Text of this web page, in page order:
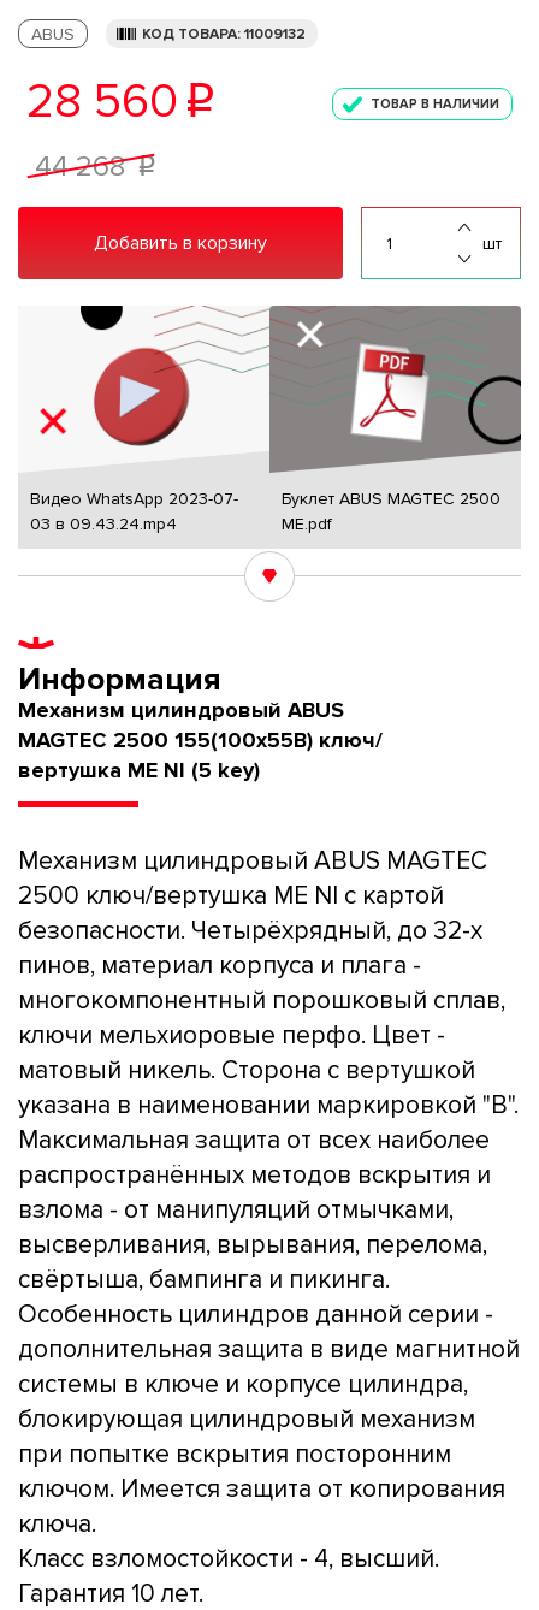
ABUS КОД ТОВАРА: 11009132
28 560 p ТОВАР В НАЛИЧИИ
44 268 p
Добавить в корзину шт
Видео WhatsApp 2023-07-
03 в 09.43.24.mp4
Буклет ABUS MAGTEC 2500
ME.pdf
Информация
Механизм цилиндровый ABUS
MAGTEC 2500 155(100x55В) ключ/
вертушка ME NI (5 key)
Механизм цилиндровый ABUS MAGTEC
2500 ключ/вертушка ME NI с картой
безопасности. Четырёхрядный, до 32-х
пинов, материал корпуса и плага -
многокомпонентный порошковый сплав,
ключи мельхиоровые перфо. Цвет -
матовый никель. Сторона с вертушкой
указана в наименовании маркировкой "B".
Максимальная защита от всех наиболее
распространённых методов вскрытия и
взлома - от манипуляций отмычками,
высверливания, вырывания, перелома,
свёртыша, бампинга и пикинга.
Особенность цилиндров данной серии -
дополнительная защита в виде магнитной
системы в ключе и корпусе цилиндра,
блокирующая цилиндровый механизм
при попытке вскрытия посторонним
ключом. Имеется защита от копирования
ключа.
Класс взломостойкости - 4, высший.
Гарантия 10 лет.